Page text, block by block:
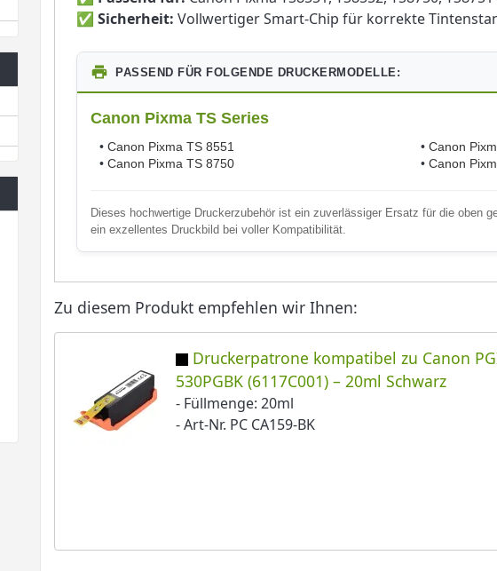
✅Sicherheit: Vollwertiger Smart-Chip für korrekte
PASSEND FÜR FOLGENDE DRUCKERMODELLE:
Canon Pixma TS Series
•Canon Pixma TS 8551 • Canon
•Canon Pixma TS 8750 • Canon
Dieses hochwertige Druckerzubehör ist ein zuverlässiger Ersatz für die oben
ein exzellentes Druckbild bei voller Kompatibilität.
Zu diesem Produkt empfehlen wir Ihnen:
Druckerpatrone kompatibel zu Canon
530PGBK (6117C001) – 20ml Schwarz
- Füllmenge: 20ml
- Art-Nr. PC CA159-BK